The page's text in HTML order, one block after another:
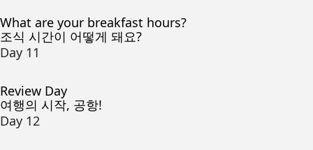
What are your breakfast hours?
조식 시간이 어떻게 돼요?
Day 11
Review Day
여행의 시작, 공항!
Day 12